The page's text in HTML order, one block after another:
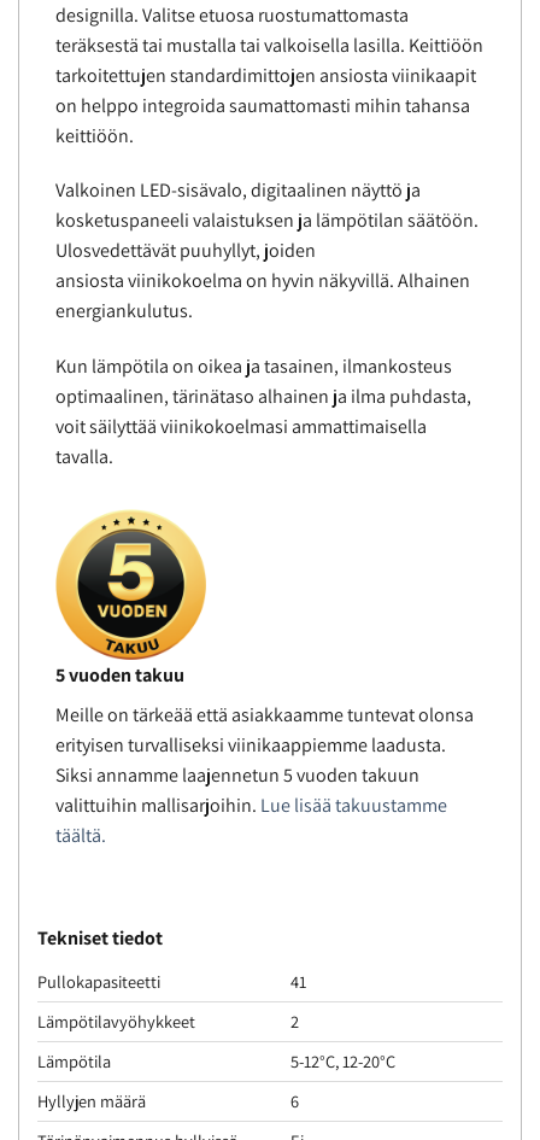
designilla. Valitse etuosa ruostumattomasta
teräksestä tai mustalla tai valkoisella lasilla. Keittiöön
tarkoitettujen standardimittojen ansiosta viinikaapit
on helppo integroida saumattomasti mihin tahansa
keittiöön.
Valkoinen LED-sisävalo, digitaalinen näyttö ja
kosketuspaneeli valaistuksen ja lämpötilan säätöön.
Ulosvedettävät puuhyllyt, joiden
ansiosta viinikokoelma on hyvin näkyvillä. Alhainen
energiankulutus.
Kun lämpötila on oikea ja tasainen, ilmankosteus
optimaalinen, tärinätaso alhainen ja ilma puhdasta,
voit säilyttää viinikokoelmasi ammattimaisella
tavalla.
5 vuoden takuu
Meille on tärkeää että asiakkaamme tuntevat olonsa
erityisen turvalliseksi viinikaappiemme laadusta.
Siksi annamme laajennetun 5 vuoden takuun
valittuihin mallisarjoihin. Lue lisää takuustamme
täältä.
Tekniset tiedot
Pullokapasiteetti
41
Lämpötilavyöhykkeet
2
Lämpötila
5-12°C, 12-20°C
Hyllyjen määrä
6